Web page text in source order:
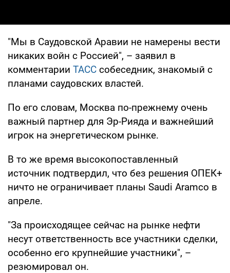
"Мы в Саудовской Аравии не намерены вести
никаких войн с Россией", – заявил в
комментарии ТАСС собеседник, знакомый с
планами саудовских властей.
По его словам, Москва по-прежнему очень
важный партнер для Эр-Рияда и важнейший
игрок на энергетическом рынке.
В то же время высокопоставленный
источник подтвердил, что без решения ОПЕК+
ничто не ограничивает планы Saudi Aramco в
апреле.
"За происходящее сейчас на рынке нефти
несут ответственность все участники сделки,
особенно его крупнейшие участники", –
резюмировал он.